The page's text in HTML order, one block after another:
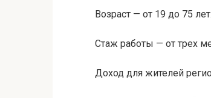
Возраст — от 19 до 75 лет.
Стаж работы — от трех
Доход для жителей